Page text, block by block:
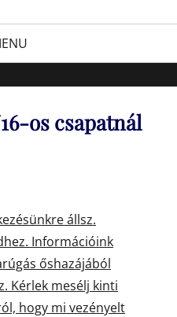
FC Hatvan
sportért!
os csapatnál
állsz.
Információink
őshazájából
Kérlek mesélj kinti
hogy mi vezényelt